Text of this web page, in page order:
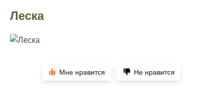
Леска
Мне нравится Не нравится